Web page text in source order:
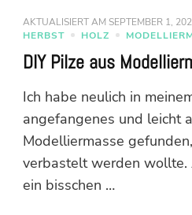
AKTUALISIERT AM SEPTEMBER 1,
HERBST
HOLZ
DIY Pilze aus
Ich habe neulich in
angefangenes und leicht
Modelliermasse
verbastelt werden wollte.
ein bisschen …